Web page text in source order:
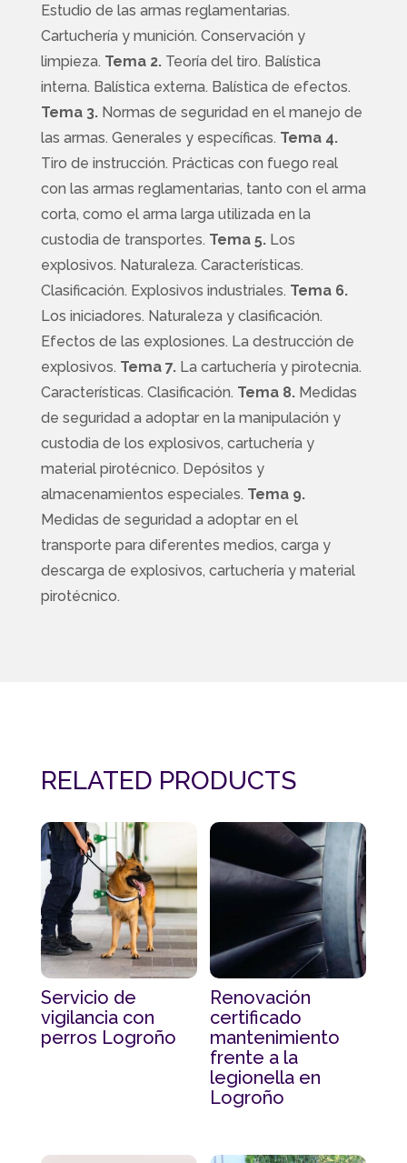
Estudio de las armas reglamentarias.
Cartuchería y munición. Conservación y
limpieza. Tema 2.Teoría del tiro. Balística
interna. Balística externa. Balística de efectos.
Tema 3.Normas de seguridad en el manejo de
las armas. Generales y específicas. Tema 4.
Tiro de instrucción. Prácticas con fuego real
con las armas reglamentarias, tanto con el arma
corta, como el arma larga utilizada en la
custodia de transportes. Tema 5.Los
explosivos. Naturaleza. Características.
Clasificación. Explosivos industriales. Tema 6.
Los iniciadores. Naturaleza y clasificación.
Efectos de las explosiones. La destrucción de
explosivos. Tema 7.La cartuchería y pirotecnia.
Características. Clasificación. Tema 8.Medidas
de seguridad a adoptar en la manipulación y
custodia de los explosivos, cartuchería y
material pirotécnico. Depósitos y
almacenamientos especiales. Tema 9.
Medidas de seguridad a adoptar en el
transporte para diferentes medios, carga y
descarga de explosivos, cartuchería y material
pirotécnico.
RELATED PRODUCTS
Servicio de
vigilancia con
perros Logroño
Renovación
certificado
mantenimiento
frente a la
legionella en
Logroño